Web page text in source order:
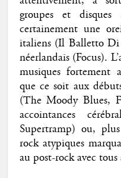
groupes et
certainement une
italiens (Il Balletto
néerlandais (Focus).
musiques fortement
que ce soit aux
(The Moody Blues,
accointances
Supertramp) ou,
rock atypiques
au post-rock avec tous